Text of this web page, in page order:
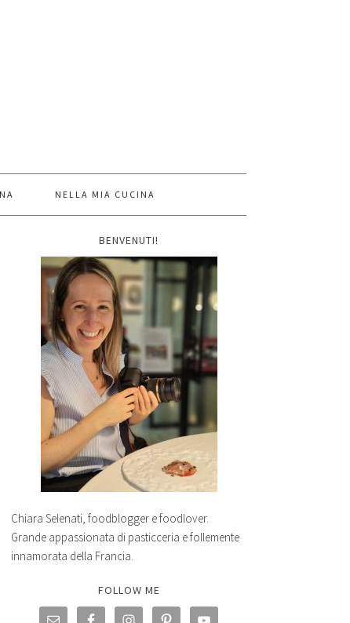
NELLA MIA CUCINA
BENVENUTI!
Chiara Selenati, foodblogger e foodlover.
Grande appassionata di pasticceria e follemente
innamorata della Francia.
FOLLOW ME